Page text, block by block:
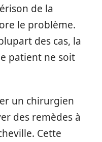
de la
le problème.
des cas, la
patient ne soit
un chirurgien
des remèdes à
Cette